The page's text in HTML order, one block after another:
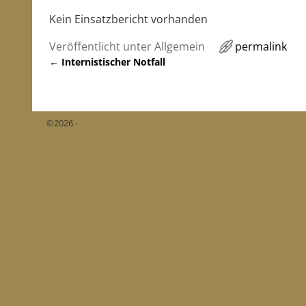
Kein Einsatzbericht vorhanden
Veröffentlicht unterAllgemein permalink
← Internistischer Notfall
©2026 -